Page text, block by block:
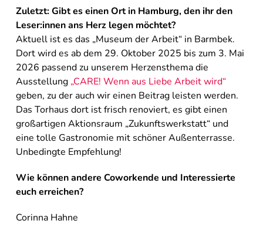
Zuletzt: Gibt es einen Ort in Hamburg, den ihr den
Leser:innen ans Herz legen möchtet?
Aktuell ist es das „Museum der Arbeit“ in Barmbek.
Dort wird es ab dem 29. Oktober 2025 bis zum 3. Mai
2026 passend zu unserem Herzensthema die
Ausstellung „CARE! Wenn aus Liebe Arbeit wird“
geben, zu der auch wir einen Beitrag leisten werden.
Das Torhaus dort ist frisch renoviert, es gibt einen
großartigen Aktionsraum „Zukunftswerkstatt“ und
eine tolle Gastronomie mit schöner Außenterrasse.
Unbedingte Empfehlung!
Wie können andere Coworkende und Interessierte
euch erreichen?
Corinna Hahne